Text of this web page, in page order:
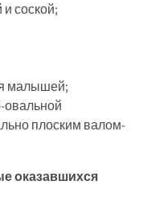
соской;
малышей;
овальной
плоским валом-
оказавшихся